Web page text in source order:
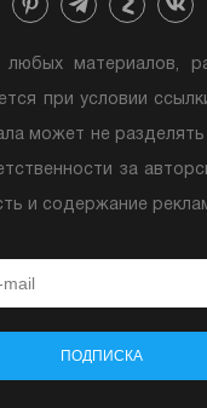
любых материалов,
при условии
может не
за
и содержание
ПОДПИСКА